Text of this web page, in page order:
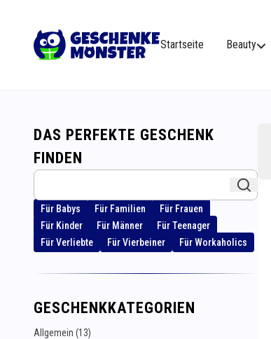
Startseite Beauty
DAS PERFEKTE GESCHENK
FINDEN
Für Babys Für Familien
Für Frauen
Für Kinder
Für Männer
Für Teenager
Für Verliebte
Für Vierbeiner Für Workaholics
GESCHENKKATEGORIEN
Allgemein (13)